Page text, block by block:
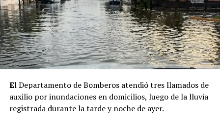
El Departamento de Bomberos atendió tres llamados de
auxilio por inundaciones en domicilios, luego de la lluvia
registrada durante la tarde y noche de ayer.